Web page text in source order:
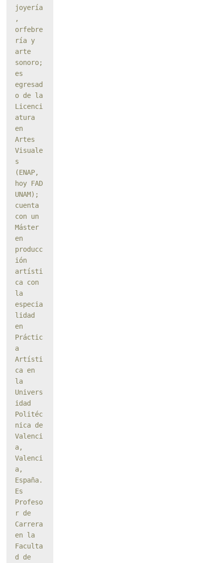
joyería
,
orfebre
ría y
arte
sonoro;
es
egresad
o de la
Licenci
atura
en
Artes
Visuale
s
(ENAP,
hoy FAD
UNAM);
cuenta
con un
Máster
en
producc
ión
artísti
ca con
la
especia
lidad
en
Práctic
a
Artísti
ca en
la
Univers
idad
Politéc
nica de
Valenci
a,
Valenci
a,
España.
Es
Profeso
r de
Carrera
en la
Faculta
d de